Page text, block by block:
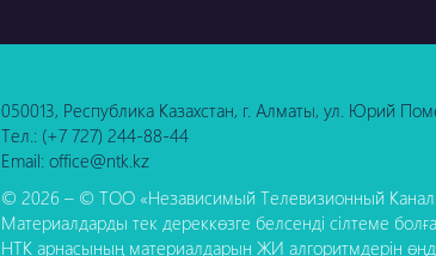
050013, Республика Казахстан, г. Алматы, ул. Юрий
Тел.: (+7 727) 244-88-44
Email: office@ntk.kz
© 2026 – © ТОО «Независимый Телевизионный
Материалдарды тек дереккөзге белсенді сілтеме
НТК арнасының материалдарын ЖИ алгоритмдерін